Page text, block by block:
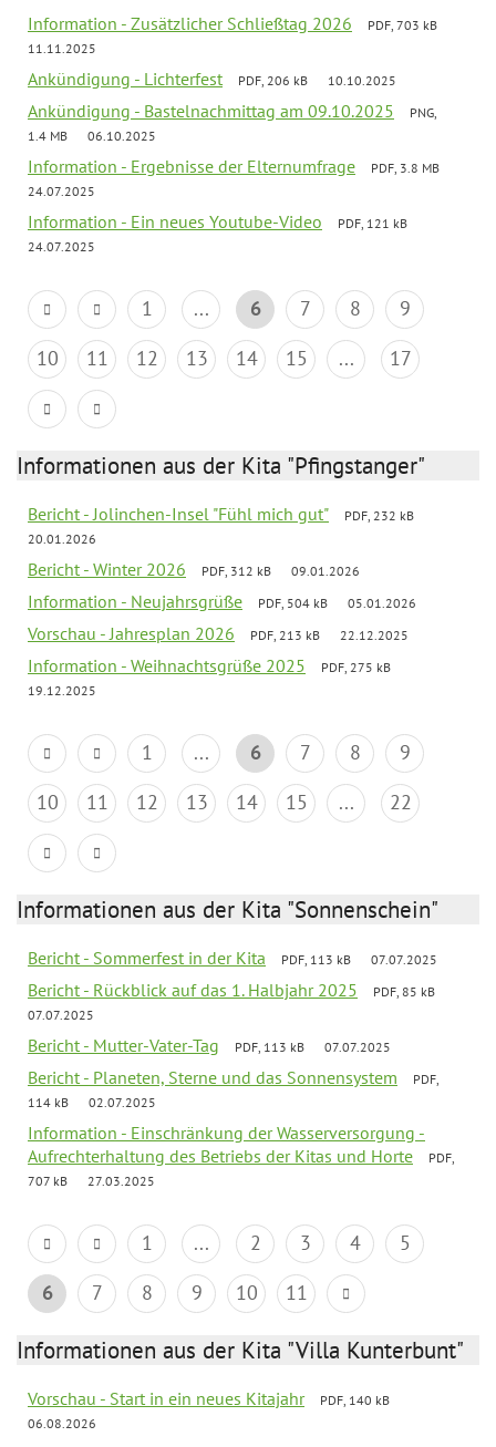
Information - Zusätzlicher Schließtag 2026
PDF, 703 kB
11.11.2025
Ankündigung - Lichterfest PDF, 206 kB 10.10.2025
Ankündigung - Bastelnachmittag am 09.10.2025
PNG,
1.4 MB
06.10.2025
Information - Ergebnisse der Elternumfrage
PDF, 3.8 MB
24.07.2025
Information - Ein neues Youtube-Video
PDF, 121 kB
24.07.2025
1 ... 6 7 8
9
10
11 12 13 14 15 ... 17
Informationen aus der Kita "Pfingstanger"
Bericht - Jolinchen-Insel "Fühl mich gut"
PDF, 232 kB
20.01.2026
Bericht - Winter 2026 PDF, 312 kB 09.01.2026
Information - Neujahrsgrüße PDF, 504 kB 05.01.2026
Vorschau - Jahresplan 2026 PDF, 213 kB 22.12.2025
Information - Weihnachtsgrüße 2025
PDF, 275 kB
19.12.2025
1 ... 6 7 8
9
10
11 12 13 14 15 ... 22
Informationen aus der Kita "Sonnenschein"
Bericht - Sommerfest in der Kita PDF, 113 kB 07.07.2025
Bericht - Rückblick auf das 1. Halbjahr 2025
PDF, 85 kB
07.07.2025
Bericht - Mutter-Vater-Tag PDF, 113 kB 07.07.2025
Bericht - Planeten, Sterne und das Sonnensystem
PDF,
114 kB
02.07.2025
Information - Einschränkung der Wasserversorgung -
Aufrechterhaltung des Betriebs der Kitas und Horte
PDF,
707 kB
27.03.2025
1 ... 2 3 4
5
6
7 8 9 10 11
Informationen aus der Kita "Villa Kunterbunt"
Vorschau - Start in ein neues Kitajahr
PDF, 140 kB
06.08.2026